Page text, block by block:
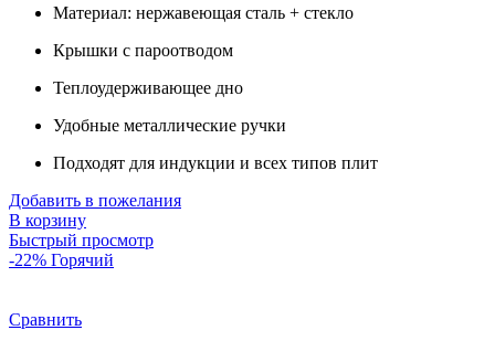
Материал: нержавеющая сталь + стекло
Крышки с пароотводом
Теплоудерживающее дно
Удобные металлические ручки
Подходят для индукции и всех типов плит
Добавить в пожелания
В корзину
Быстрый просмотр
-22% Горячий
Сравнить